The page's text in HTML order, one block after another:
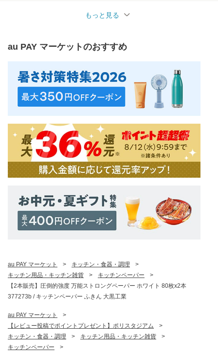
もっと見る
au PAY マーケットのおすすめ
au PAY マーケット > キッチン・食器・調理
>
キッチン用品・キッチン雑貨
> キッチンペーパー
>
【2本販売】圧倒的強度 万能ストロングペーパー ホワイト 80枚x2本
377273b / キッチンペーパー ふきん 大黒工業
au PAY マーケット
>
【レビュー投稿でポイントプレゼント】ポリスタジアム
>
キッチン・食器・調理
> キッチン用品・キッチン雑貨
>
キッチンペーパー
>